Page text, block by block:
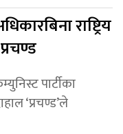
राष्ट्रिय
पार्टीका
‘प्रचण्ड’ले